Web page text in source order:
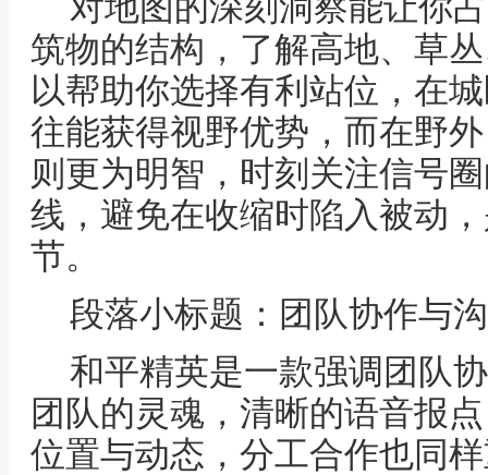
筑物的结构，了解高地、草
以帮助你选择有利站位，在
往能获得视野优势，而在野
则更为明智，时刻关注信号
线，避免在收缩时陷入被动
节。
段落小标题：团队协作与
和平精英是一款强调团队
团队的灵魂，清晰的语音报
位置与动态，分工合作也同